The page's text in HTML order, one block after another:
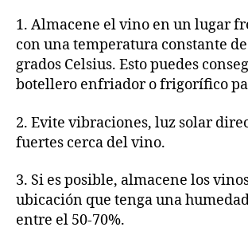
1. Almacene el vino en un lugar
con una temperatura constante
grados Celsius. Esto puedes
botellero enfriador o frigorífico
2. Evite vibraciones, luz solar
fuertes cerca del vino.
3. Si es posible, almacene los
ubicación que tenga una
entre el 50-70%.